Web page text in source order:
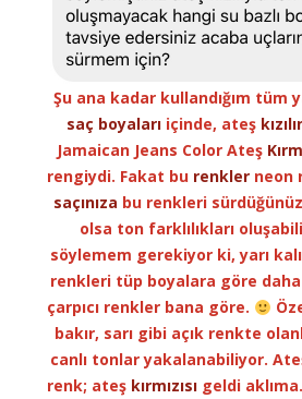
Şu ana kadar kullandığım tüm
saç boyalarıiçinde, ateş
Jamaican Jeans Color Ateş
rengiydi. Fakat bu renklerneon
saçınıza bu renkleri
olsa ton farklılıkları
söylemem gerekiyor ki, yarı
renkleri tüp boyalara göre daha
çarpıcı renkler bana göre.
bakır, sarı gibi açık renkte
canlı tonlar yakalanabiliyor.
renk; ateş kırmızısıgeldi aklıma.